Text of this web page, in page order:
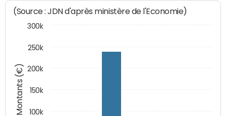
Montants (€)
(Source : JDN d'après ministère de l'Economie)
100k
150k
200k
250k
300k